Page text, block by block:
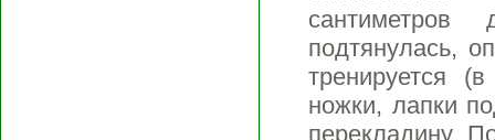
подтянулась,
тренируется
ножки, лапки
перекладину.